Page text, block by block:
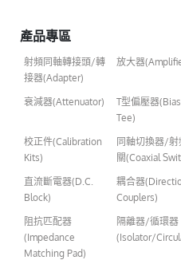
產品專區
射頻同軸轉接頭/轉
接器(Adapter)
放大器
衰減器(Attenuator)
T型偏壓器(Bias
Tee)
校正件(Calibration
Kits)
同軸切換器/射
關(Coaxial
直流斷電器(D.C.
Block)
耦合器
Couplers)
阻抗匹配器
(Impedance
Matching Pad)
隔離器/循環器
(Isolator/